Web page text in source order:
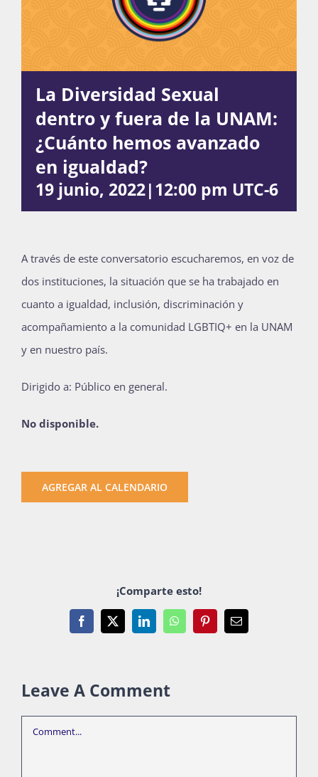
Recursos
Súmate
Publicaciones
La Diversidad Sexual
dentro y fuera de la UNAM:
¿Cuánto hemos avanzado
en igualdad?
19 junio, 2022|12:00 pm UTC-6
A través de este conversatorio escucharemos, en voz de
dos instituciones, la situación que se ha trabajado en
cuanto a igualdad, inclusión, discriminación y
acompañamiento a la comunidad LGBTIQ+ en la UNAM
y en nuestro país.
Dirigido a: Público en general.
No disponible.
AGREGAR AL CALENDARIO
¡Comparte esto!
Facebook
X LinkedInWhatsAppPinterestEmail
Leave A Comment
Comment